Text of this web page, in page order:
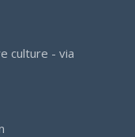
culture - via